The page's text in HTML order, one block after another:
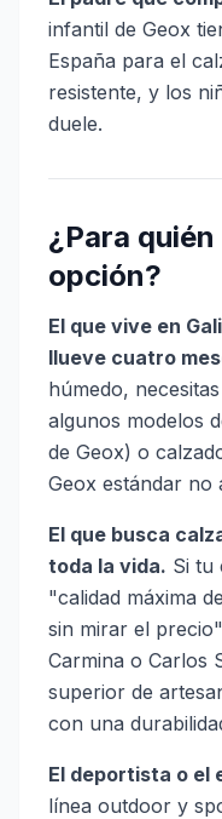
infantil de Geox
España para el
resistente, y los
duele.
¿Para
opción?
El que vive en
llueve cuatro
húmedo,
algunos modelos
de Geox) o
Geox estándar no
El que busca
toda la vida. Si tu
"calidad máxima
sin mirar el
Carmina o Carlos
superior de
con una
El deportista o el
línea outdoor y